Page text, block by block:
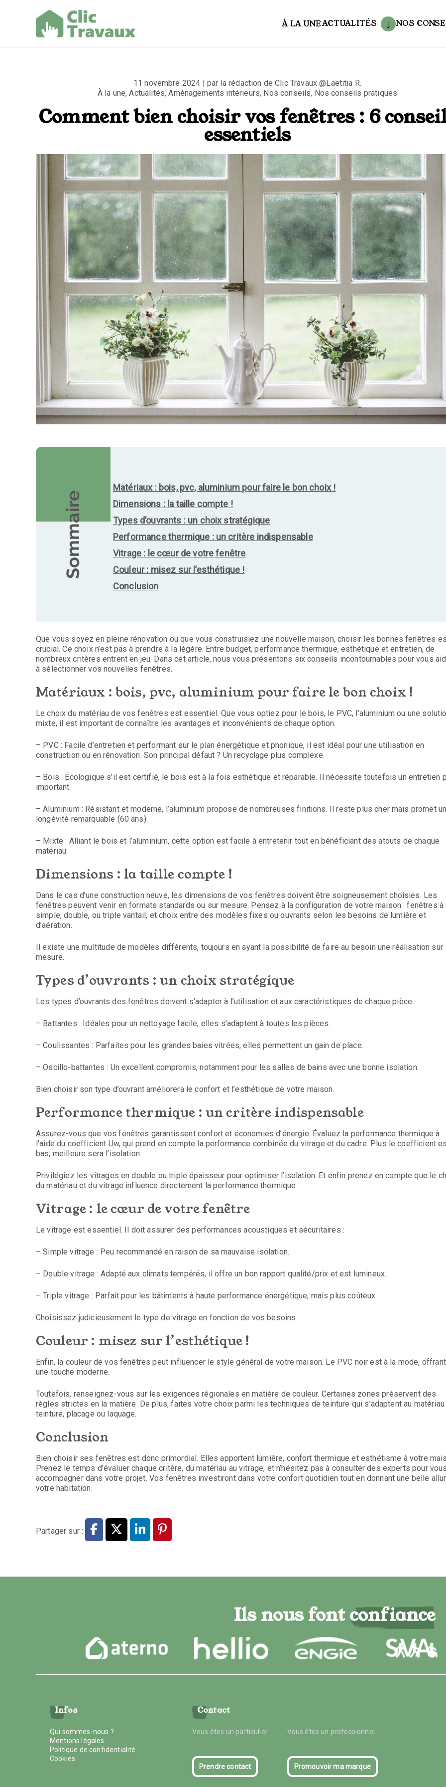
À LA UNEACTUALITÉS NOS
11 novembre 2024 | par la rédaction de Clic Travaux @Laetitia R.
À la une,Actualités,Aménagements intérieurs, Nos conseils, Nos conseils pratiques
Comment bien choisir vos fenêtres : 6
essentiels
Sommaire
Matériaux : bois, pvc, aluminium pour faire le bon choix !
Dimensions : la taille compte !
Types d’ouvrants : un choix stratégique
Performance thermique : un critère indispensable
Vitrage : le cœur de votre fenêtre
Couleur : misez sur l’esthétique !
Conclusion
Que vous soyez en pleine rénovation ou que vous construisiez une nouvelle maison, choisir les bonnes fenêtres
crucial. Ce choix n’est pas à prendre à la légère. Entre budget, performance thermique, esthétique et entretien, de
nombreux critères entrent en jeu. Dans cet article, nous vous présentons six conseils incontournables pour vous
à sélectionner vos nouvelles fenêtres.
Matériaux : bois, pvc, aluminium pour faire le bon choix !
Le choix du matériau de vos fenêtres est essentiel. Que vous optiez pour le bois, le PVC, l’aluminium ou une
mixte, il est important de connaître les avantages et inconvénients de chaque option.
– PVC : Facile d’entretien et performant sur le plan énergétique et phonique, il est idéal pour une utilisation en
construction ou en rénovation. Son principal défaut ? Un recyclage plus complexe.
– Bois : Écologique s’il est certifié, le bois est à la fois esthétique et réparable. Il nécessite toutefois un entretien
important.
– Aluminium : Résistant et moderne, l’aluminium propose de nombreuses finitions. Il reste plus cher mais promet
longévité remarquable (60 ans).
– Mixte : Alliant le bois et l’aluminium, cette option est facile à entretenir tout en bénéficiant des atouts de chaque
matériau.
Dimensions : la taille compte !
Dans le cas d’une construction neuve, les dimensions de vos fenêtres doivent être soigneusement choisies. Les
fenêtres peuvent venir en formats standards ou sur mesure. Pensez à la configuration de votre maison : fenêtres à
simple, double, ou triple vantail, et choix entre des modèles fixes ou ouvrants selon les besoins de lumière et
d’aération.
Il existe une multitude de modèles différents, toujours en ayant la possibilité de faire au besoin une réalisation sur
mesure.
Types d’ouvrants : un choix stratégique
Les types d’ouvrants des fenêtres doivent s’adapter à l’utilisation et aux caractéristiques de chaque pièce.
– Battantes : Idéales pour un nettoyage facile, elles s’adaptent à toutes les pièces.
– Coulissantes : Parfaites pour les grandes baies vitrées, elles permettent un gain de place.
– Oscillo-battantes : Un excellent compromis, notamment pour les salles de bains avec une bonne isolation.
Bien choisir son type d’ouvrant améliorera le confort et l’esthétique de votre maison.
Performance thermique : un critère indispensable
Assurez-vous que vos fenêtres garantissent confort et économies d’énergie. Évaluez la performance thermique à
l’aide du coefficient Uw, qui prend en compte la performance combinée du vitrage et du cadre. Plus le coefficient
bas, meilleure sera l’isolation.
Privilégiez les vitrages en double ou triple épaisseur pour optimiser l’isolation. Et enfin prenez en compte que le
du matériau et du vitrage influence directement la performance thermique.
Vitrage : le cœur de votre fenêtre
Le vitrage est essentiel. Il doit assurer des performances acoustiques et sécuritaires :
– Simple vitrage : Peu recommandé en raison de sa mauvaise isolation.
– Double vitrage : Adapté aux climats tempérés, il offre un bon rapport qualité/prix et est lumineux.
– Triple vitrage : Parfait pour les bâtiments à haute performance énergétique, mais plus coûteux.
Choisissez judicieusement le type de vitrage en fonction de vos besoins.
Couleur : misez sur l’esthétique !
Enfin, la couleur de vos fenêtres peut influencer le style général de votre maison. Le PVC noir est à la mode, offrant
une touche moderne.
Toutefois, renseignez-vous sur les exigences régionales en matière de couleur. Certaines zones préservent des
règles strictes en la matière. De plus, faites votre choix parmi les techniques de teinture qui s’adaptent au matériau
teinture, placage ou laquage.
Conclusion
Bien choisir ses fenêtres est donc primordial. Elles apportent lumière, confort thermique et esthétisme à votre
Prenez le temps d’évaluer chaque critère, du matériau au vitrage, et n’hésitez pas à consulter des experts pour vous
accompagner dans votre projet. Vos fenêtres investiront dans votre confort quotidien tout en donnant une belle
votre habitation.
Partager sur :
Ils nous font confiance
Infos
Qui sommes-nous ?
Mentions légales
Politique de confidentialité
Cookies
Contact
Vous êtes un particulier Vous êtes un professionnel
Prendre contact Promouvoir ma marque